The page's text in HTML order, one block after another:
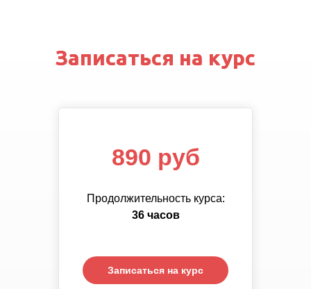
Записаться на курс
Продолжительность курса:72
часа
890 руб
Записаться на курс
Записаться на курс
Продолжительность курса:
36 часов
890 руб
Записаться на курс